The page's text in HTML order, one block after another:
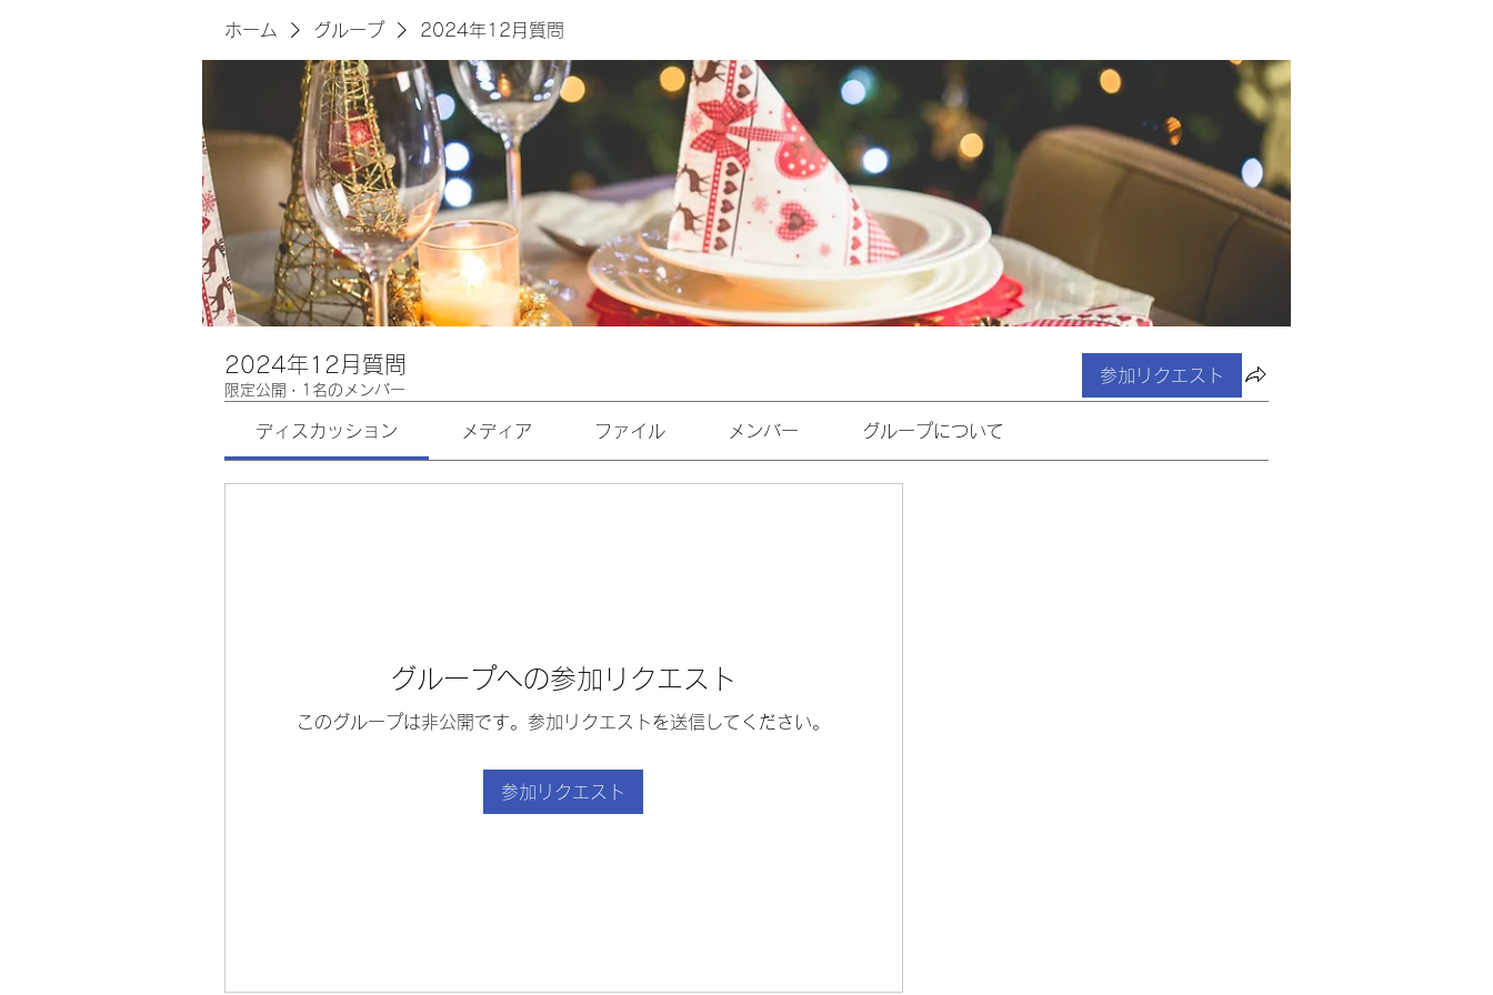
ホーム グループ 2024年12月質問
2024年12月質問
限定公開 · 1名のメンバー
参加リクエスト
ディスカッション メディア ファイル メンバー グループについて
グループへの参加リクエスト
このグループは非公開です。参加リクエストを送信してください。
参加リクエスト